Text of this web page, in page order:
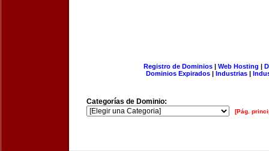
Registro de Dominios| Web Hosting |
Dominios Expirados | Industrias |
Categorías de Dominio:
[Pág.